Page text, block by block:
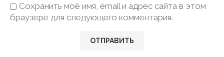
Сохранить моё имя, email и адрес сайта в этом
браузере для следующего комментария.